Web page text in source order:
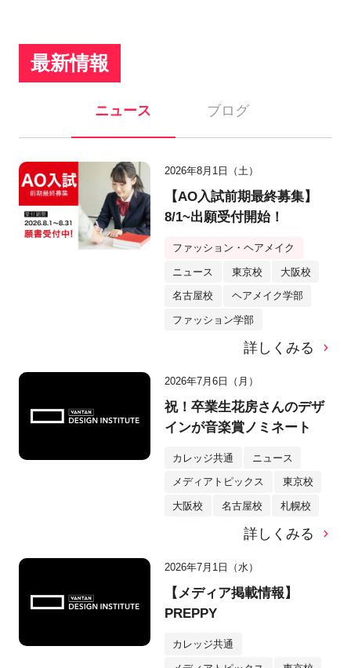
最新情報
ニュース ブログ
2026年8月1日（土）
【AO入試前期最終募集】
8/1~出願受付開始！
ファッション・ヘアメイク
ニュース 東京校 大阪校
名古屋校 ヘアメイク学部
ファッション学部
詳しくみる
2026年7月6日（月）
祝！卒業生花房さんのデザ
インが音楽賞ノミネート
カレッジ共通 ニュース
メディアトピックス 東京校
大阪校 名古屋校 札幌校
詳しくみる
2026年7月1日（水）
【メディア掲載情報】
PREPPY
カレッジ共通